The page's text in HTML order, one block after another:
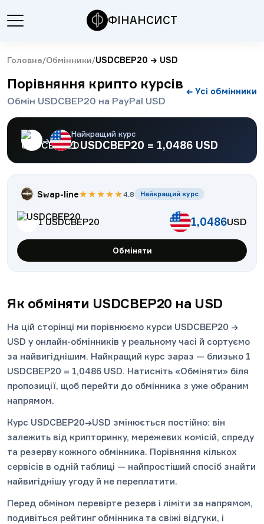
ФІНАНСИСТ
Головна/Обмінники/USDCBEP20 → USD
Порівняння крипто курсів
Обмін USDCBEP20 на PayPal USD
← Усі обмінники
→
Найкращий курс
1USDCBEP20 = 1,0486 USD
Swap-line★★★★★4.8 Найкращий курс
1USDCBEP20 1,0486USD
Обміняти
Як обміняти USDCBEP20 на USD
На цій сторінці ми порівнюємо курси USDCBEP20 →
USD у онлайн-обмінників у реальному часі й сортуємо
за найвигіднішим. Найкращий курс зараз — близько 1
USDCBEP20 = 1,0486 USD. Натисніть «Обміняти» біля
пропозиції, щоб перейти до обмінника з уже обраним
напрямом.
Курс USDCBEP20→USD змінюється постійно: він
залежить від крипторинку, мережевих комісій, спреду
та резерву кожного обмінника. Порівняння кількох
сервісів в одній таблиці — найпростіший спосіб знайти
найвигіднішу угоду й не переплатити.
Перед обміном перевірте резерв і ліміти за напрямом,
подивіться рейтинг обмінника та свіжі відгуки, і